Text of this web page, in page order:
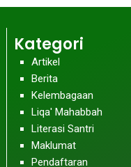
Kategori
Artikel
Berita
Kelembagaan
Liqa' Mahabbah
Literasi Santri
Maklumat
Pendaftaran